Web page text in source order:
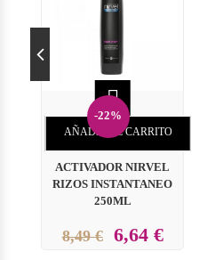
-22%

AÑADIR AL CARRITO
ACTIVADOR NIRVEL
RIZOS INSTANTANEO
250ML
8,49 € 6,64 €